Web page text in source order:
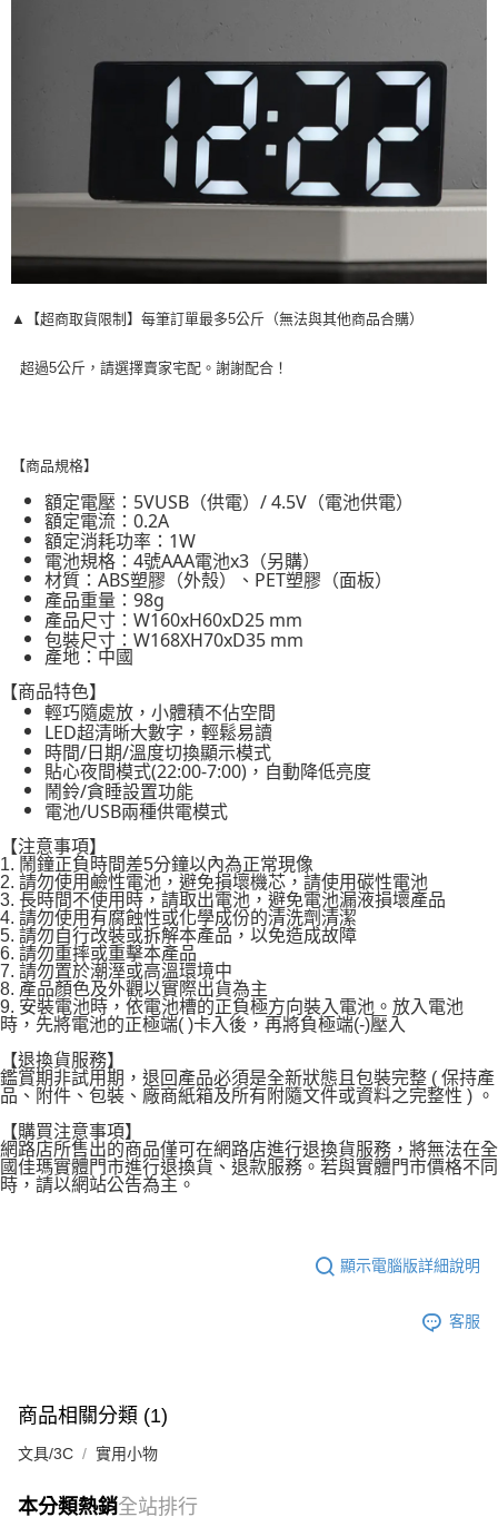
▲【超商取貨限制】每筆訂單最多5公斤（無法與其他商品合購）
超過5公斤，請選擇賣家宅配。謝謝配合！
【商品規格】
額定電壓：5VUSB（供電）/ 4.5V（電池供電）
額定電流：0.2A
額定消耗功率：1W
電池規格：4號AAA電池x3（另購）
材質：ABS塑膠（外殼）、PET塑膠（面板）
產品重量：98g
產品尺寸：W160xH60xD25 mm
包裝尺寸：W168XH70xD35 mm
產地：中國
【商品特色】
輕巧隨處放，小體積不佔空間
LED超清晰大數字，輕鬆易讀
時間/日期/溫度切換顯示模式
貼心夜間模式(22:00-7:00)，自動降低亮度
鬧鈴/貪睡設置功能
電池/USB兩種供電模式
【注意事項】
1. 鬧鐘正負時間差5分鐘以內為正常現像
2. 請勿使用鹼性電池，避免損壞機芯，請使用碳性電池
3. 長時間不使用時，請取出電池，避免電池漏液損壞產品
4. 請勿使用有腐蝕性或化學成份的清洗劑清潔
5. 請勿自行改裝或拆解本產品，以免造成故障
6. 請勿重摔或重擊本產品
7. 請勿置於潮溼或高溫環境中
8. 產品顏色及外觀以實際出貨為主
9. 安裝電池時，依電池槽的正負極方向裝入電池。放入電池
時，先將電池的正極端( )卡入後，再將負極端(-)壓入
【退換貨服務】
鑑賞期非試用期，退回產品必須是全新狀態且包裝完整 ( 保持產
品、附件、包裝、廠商紙箱及所有附隨文件或資料之完整性 ) 。
【購買注意事項】
網路店所售出的商品僅可在網路店進行退換貨服務，將無法在全
國佳瑪實體門市進行退換貨、退款服務。若與實體門市價格不同
時，請以網站公告為主。
顯示電腦版詳細說明
客服
商品相關分類 (1)
文具/3C 實用小物
本分類熱銷全站排行